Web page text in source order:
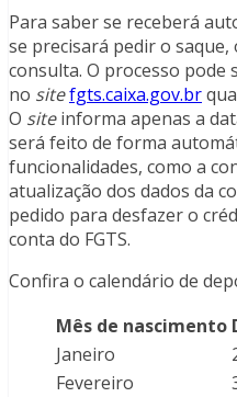
Para saber se receberá
se precisará pedir o
consulta. O processo pode
no sitefgts.caixa.gov.br
O siteinforma apenas a
será feito de forma
funcionalidades, como a
atualização dos dados da
pedido para desfazer o
conta do FGTS.
Confira o calendário de
Mês de nascimento
Janeiro
Fevereiro